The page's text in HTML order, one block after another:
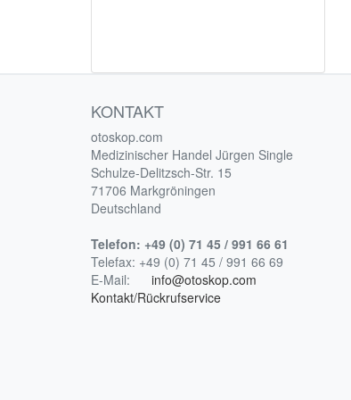
KONTAKT
otoskop.com
Medizinischer Handel Jürgen Single
Schulze-Delitzsch-Str. 15
71706 Markgröningen
Deutschland
Telefon: +49 (0) 71 45 / 991 66 61
Telefax: +49 (0) 71 45 / 991 66 69
E-Mail:
info@otoskop.com
Kontakt/Rückrufservice